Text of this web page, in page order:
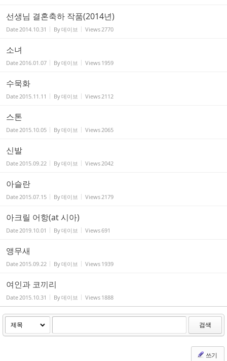
선생님 결혼축하 작품(2014년)
Date2014.10.31 By데이브 Views2770
소녀
Date2016.01.07 By데이브 Views 1959
수묵화
Date2015.11.11 By데이브 Views2112
스톤
Date2015.10.05 By데이브 Views2065
신발
Date2015.09.22 By데이브 Views2042
아슬란
Date2015.07.15 By데이브 Views2179
아크릴 어항(at 시아)
Date2019.10.01 By데이브 Views691
앵무새
Date2015.09.22 By데이브 Views 1939
여인과 코끼리
Date2015.10.31 By데이브 Views 1888
검색
쓰기